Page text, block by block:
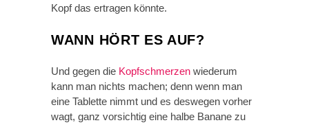
Kopf das ertragen könnte.
WANN HÖRT ES AUF?
Und gegen die Kopfschmerzen wiederum
kann man nichts machen; denn wenn man
eine Tablette nimmt und es deswegen vorher
wagt, ganz vorsichtig eine halbe Banane zu